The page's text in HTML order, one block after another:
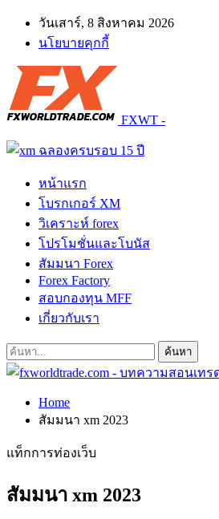
วันเสาร์, 8 สิงหาคม 2026
นโยบายคุกกี้
FXWT -
หน้าแรก
โบรกเกอร์ XM
วิเคราะห์ forex
โปรโมชั่นและโบนัส
สัมมนา Forex
Forex Factory
สอบกองทุน MFF
เกี่ยวกับเรา
Home
สัมมนา xm 2023
แท็กการท่องเว็บ
สัมมนา xm 2023